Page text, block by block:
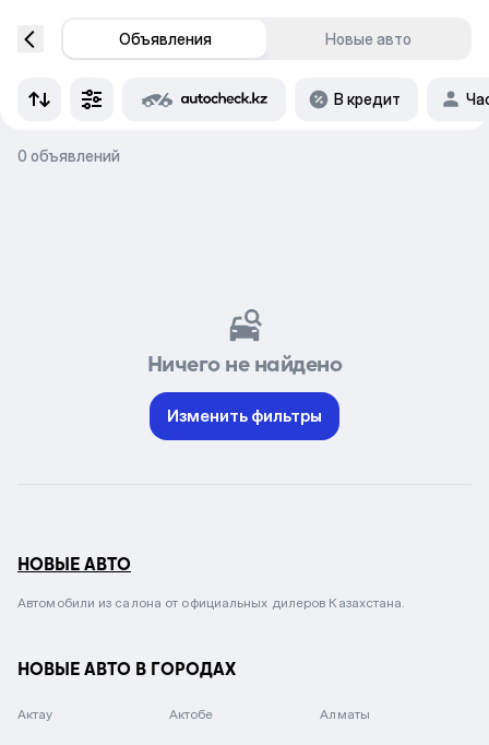
Объявления Новые авто
В кредит
0 объявлений
Ничего не найдено
Изменить фильтры
НОВЫЕ АВТО
Автомобили из салона от официальных дилеров Казахстана.
НОВЫЕ АВТО В ГОРОДАХ
Актау Актобе Алматы